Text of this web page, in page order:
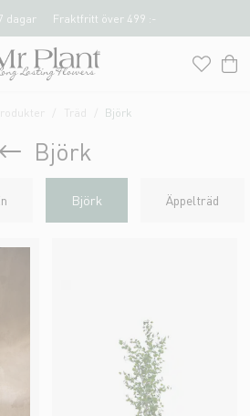
dagar Fraktfritt över 499 :-
Produkter Träd Björk
Björk
Björk Äppelträd